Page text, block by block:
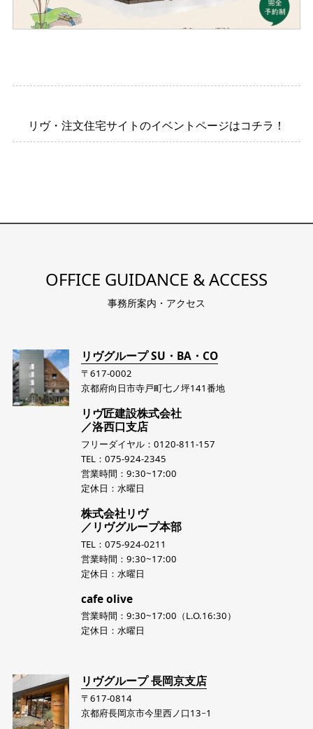
リヴ・注文住宅サイトのイベントページはコチラ！
OFFICE GUIDANCE & ACCESS
事務所案内・アクセス
リヴグループ SU・BA・CO
〒617-0002
京都府向日市寺戸町七ノ坪141番地
リヴ匠建設株式会社
／洛西口支店
フリーダイヤル：0120-811-157
TEL：075-924-2345
営業時間：9:30~17:00
定休日：水曜日
株式会社リヴ
／リヴグループ本部
TEL：075-924-0211
営業時間：9:30~17:00
定休日：水曜日
cafe olive
営業時間：9:30~17:00（L.O.16:30）
定休日：水曜日
リヴグループ 長岡京支店
〒617-0814
京都府長岡京市今里西ノ口13−1